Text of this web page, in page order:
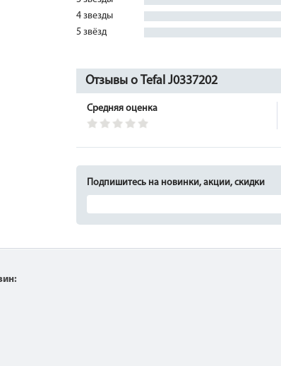
4 звезды
5 звёзд
Отзывы о Tefal J0337202
Средняя оценка
Подпишитесь на новинки, акции, скидки